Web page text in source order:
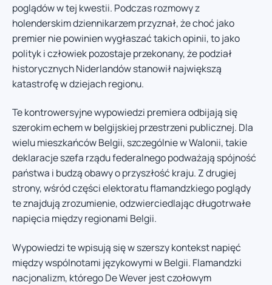
poglądów w tej kwestii. Podczas rozmowy z
holenderskim dziennikarzem przyznał, że choć jako
premier nie powinien wygłaszać takich opinii, to jako
polityk i człowiek pozostaje przekonany, że podział
historycznych Niderlandów stanowił największą
katastrofę w dziejach regionu.
Te kontrowersyjne wypowiedzi premiera odbijają się
szerokim echem w belgijskiej przestrzeni publicznej. Dla
wielu mieszkańców Belgii, szczególnie w Walonii, takie
deklaracje szefa rządu federalnego podważają spójność
państwa i budzą obawy o przyszłość kraju. Z drugiej
strony, wśród części elektoratu flamandzkiego poglądy
te znajdują zrozumienie, odzwierciedlając długotrwałe
napięcia między regionami Belgii.
Wypowiedzi te wpisują się w szerszy kontekst napięć
między wspólnotami językowymi w Belgii. Flamandzki
nacjonalizm, którego De Wever jest czołowym